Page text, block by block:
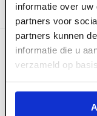
informatie over
partners voor
partners kunnen
informatie die u
verzameld op
Categoriëen